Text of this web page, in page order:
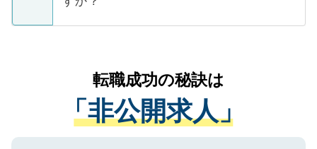
支援を目的に使用いたします。お預かりし
ているすべての個人データはご本人の許可
は、個人情報の取り扱いについての厳密な
管理基準を満たした事業者のみに付与され
る、プライバシーマークを取得済みです。
ご登録いただいた個人情報は、SSL（デー
かがいして、現在の医療機関の状況や紹介
経験をまじえながら、適切なアドバイスを
させていただきます。すぐにご転職をされ
ない方には、長期的なサポートが可能です
ので、まずはご登録ください。
転職成功の秘訣は
「非公開求人」